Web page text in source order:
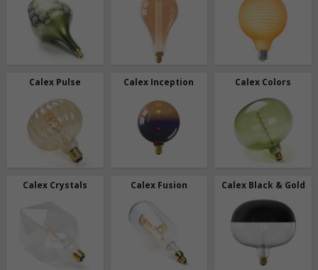
Calex Pulse Calex Inception Calex Colors
Calex Crystals Calex Fusion Calex Black & Gold